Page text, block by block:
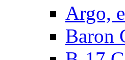
Argo,
Baron